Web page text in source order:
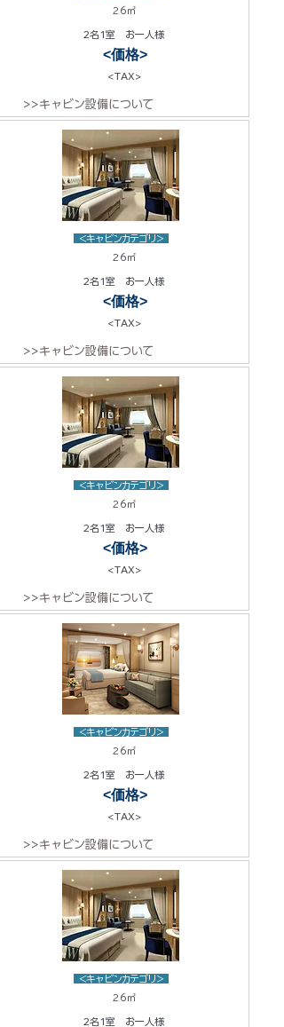
26㎡
2名1室 お一人様
<価格>
<TAX>
>>キャビン設備について
<キャビンカテゴリ>
26㎡
2名1室 お一人様
<価格>
<TAX>
>>キャビン設備について
<キャビンカテゴリ>
26㎡
2名1室 お一人様
<価格>
<TAX>
>>キャビン設備について
<キャビンカテゴリ>
26㎡
2名1室 お一人様
<価格>
<TAX>
>>キャビン設備について
<キャビンカテゴリ>
26㎡
2名1室 お一人様